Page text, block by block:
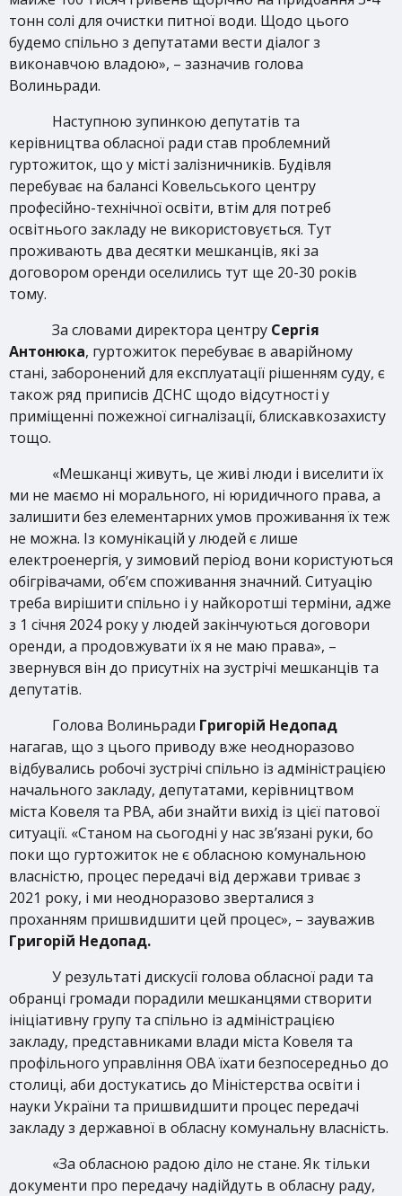
тонн солі для очистки питної води. Щодо цього
будемо спільно з депутатами вести діалог з
виконавчою владою», – зазначив голова
Волиньради.
Наступною зупинкою депутатів та
керівництва обласної ради став проблемний
гуртожиток, що у місті залізничників. Будівля
перебуває на балансі Ковельського центру
професійно-технічної освіти, втім для потреб
освітнього закладу не використовується. Тут
проживають два десятки мешканців, які за
договором оренди оселились тут ще 20-30 років
тому.
За словами директора центру Сергія
Антонюка, гуртожиток перебуває в аварійному
стані, заборонений для експлуатації рішенням суду, є
також ряд приписів ДСНС щодо відсутності у
приміщенні пожежної сигналізації, блискавкозахисту
тощо.
«Мешканці живуть, це живі люди і виселити їх
ми не маємо ні морального, ні юридичного права, а
залишити без елементарних умов проживання їх теж
не можна. Із комунікацій у людей є лише
електроенергія, у зимовий період вони користуються
обігрівачами, об’єм споживання значний. Ситуацію
треба вирішити спільно і у найкоротші терміни, адже
з 1 січня 2024 року у людей закінчуються договори
оренди, а продовжувати їх я не маю права», –
звернувся він до присутніх на зустрічі мешканців та
депутатів.
Голова Волиньради Григорій Недопад
нагагав, що з цього приводу вже неодноразово
відбувались робочі зустрічі спільно із адміністрацією
начального закладу, депутатами, керівництвом
міста Ковеля та РВА, аби знайти вихід із цієї патової
ситуації. «Станом на сьогодні у нас зв’язані руки, бо
поки що гуртожиток не є обласною комунальною
власністю, процес передачі від держави триває з
2021 року, і ми неодноразово зверталися з
проханням пришвидшити цей процес», – зауважив
Григорій Недопад.
У результаті дискусії голова обласної ради та
обранці громади порадили мешканцями створити
ініціативну групу та спільно із адміністрацією
закладу, представниками влади міста Ковеля та
профільного управління ОВА їхати безпосередньо до
столиці, аби достукатись до Міністерства освіти і
науки України та пришвидшити процес передачі
закладу з державної в обласну комунальну власність.
«За обласною радою діло не стане. Як тільки
документи про передачу надійдуть в обласну раду,